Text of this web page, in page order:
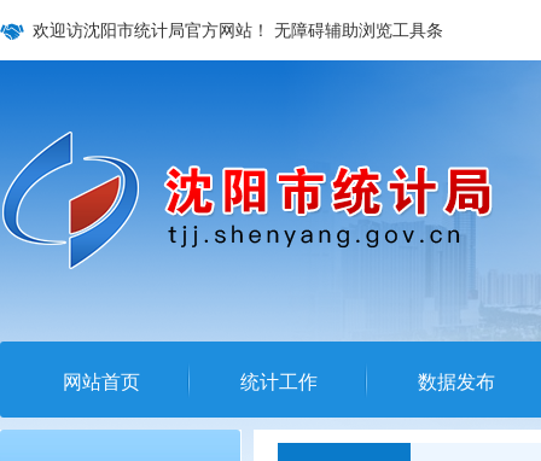
欢迎访沈阳市统计局官方网站！ 无障碍辅助浏览工具条
网站首页 统计工作 数据发布